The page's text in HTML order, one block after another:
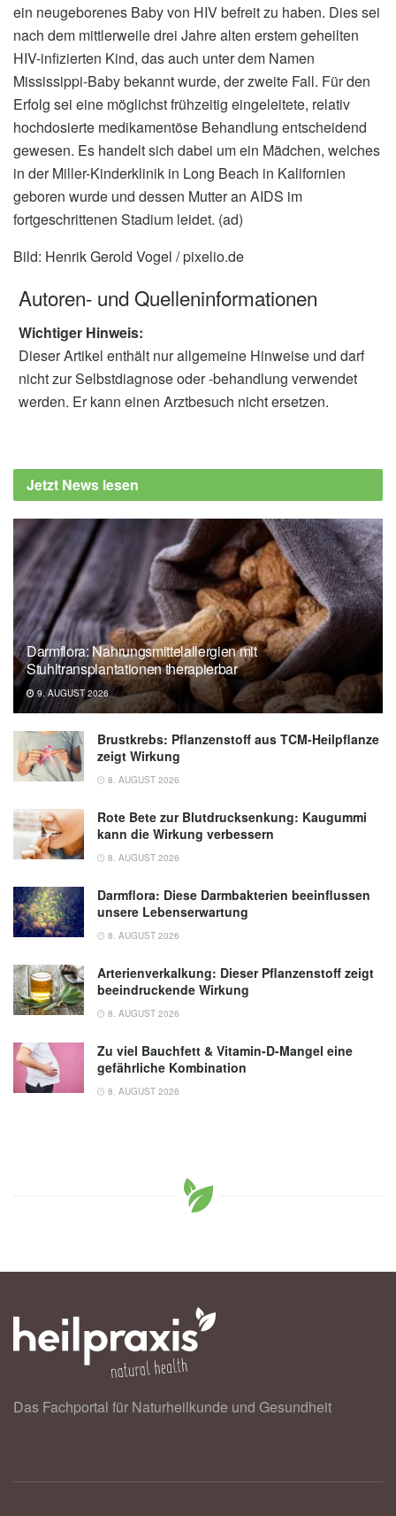
ein neugeborenes Baby von HIV befreit zu haben. Dies sei
nach dem mittlerweile drei Jahre alten erstem geheilten
HIV-infizierten Kind, das auch unter dem Namen
Mississippi-Baby bekannt wurde, der zweite Fall. Für den
Erfolg sei eine möglichst frühzeitig eingeleitete, relativ
hochdosierte medikamentöse Behandlung entscheidend
gewesen. Es handelt sich dabei um ein Mädchen, welches
in der Miller-Kinderklinik in Long Beach in Kalifornien
geboren wurde und dessen Mutter an AIDS im
fortgeschrittenen Stadium leidet. (ad)
Bild: Henrik Gerold Vogel / pixelio.de
Autoren- und Quelleninformationen
Wichtiger Hinweis:
Dieser Artikel enthält nur allgemeine Hinweise und darf
nicht zur Selbstdiagnose oder -behandlung verwendet
werden. Er kann einen Arztbesuch nicht ersetzen.
Jetzt News lesen
Darmflora: Nahrungsmittelallergien mit
Stuhltransplantationen therapierbar
9. AUGUST 2026
Brustkrebs: Pflanzenstoff aus TCM-Heilpflanze
zeigt Wirkung
8. AUGUST 2026
Rote Bete zur Blutdrucksenkung: Kaugummi
kann die Wirkung verbessern
8. AUGUST 2026
Darmflora: Diese Darmbakterien beeinflussen
unsere Lebenserwartung
8. AUGUST 2026
Arterienverkalkung: Dieser Pflanzenstoff zeigt
beeindruckende Wirkung
8. AUGUST 2026
Zu viel Bauchfett & Vitamin-D-Mangel eine
gefährliche Kombination
8. AUGUST 2026
Das Fachportal für Naturheilkunde und Gesundheit